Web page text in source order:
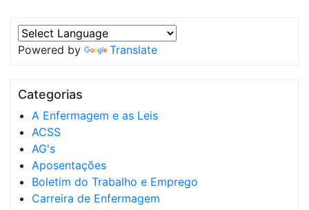
Powered by Translate
Categorias
A Enfermagem e as Leis
ACSS
AG's
Aposentações
Boletim do Trabalho e Emprego
Carreira de Enfermagem